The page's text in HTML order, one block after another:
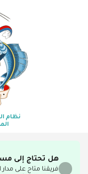
نظام
هل تحتاج إلى
فريقنا متاح على